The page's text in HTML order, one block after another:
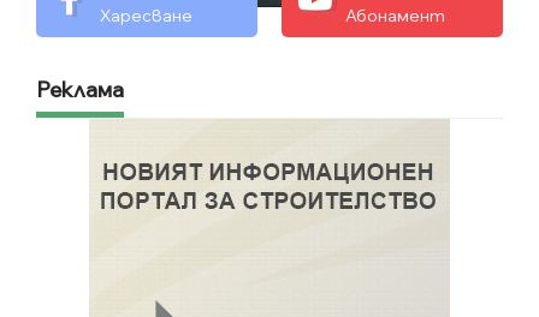
Харесване Абонамент
Реклама